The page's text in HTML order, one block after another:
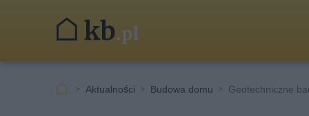
Aktualności Budowa domu Geotechniczne